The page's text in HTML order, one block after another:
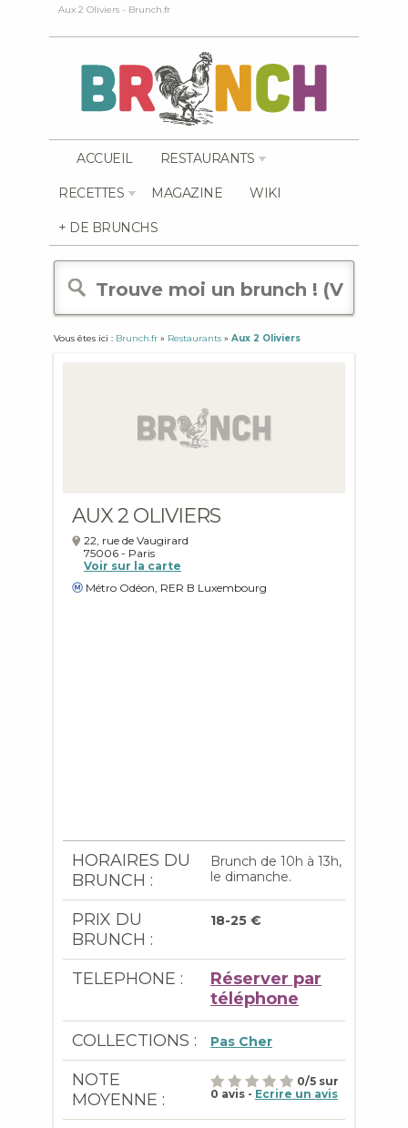
Aux 2 Oliviers - Brunch.fr
ACCUEIL RESTAURANTS
RECETTES MAGAZINE WIKI
+ DE BRUNCHS
Vous êtes ici : Brunch.fr » Restaurants » Aux 2 Oliviers
AUX 2 OLIVIERS
22, rue de Vaugirard
75006 - Paris
Voir sur la carte
Métro Odéon, RER B Luxembourg
HORAIRES DU
BRUNCH :
Brunch de 10h à 13h,
le dimanche.
PRIX DU
BRUNCH :
18-25 €
TELEPHONE :
Réserver par
téléphone
COLLECTIONS : Pas Cher
NOTE
MOYENNE :
0/5 sur
0 avis - Ecrire un avis